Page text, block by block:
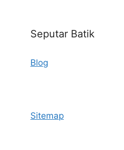
Seputar Batik
Blog
Sitemap